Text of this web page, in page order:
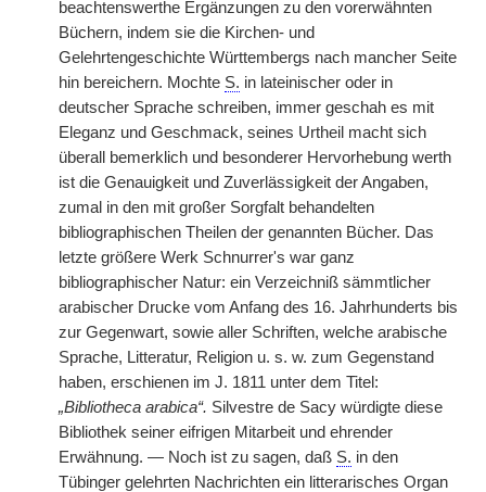
beachtenswerthe Ergänzungen zu den vorerwähnten
Büchern, indem sie die Kirchen- und
Gelehrtengeschichte Württembergs nach mancher Seite
hin bereichern. Mochte S. in lateinischer oder in
deutscher Sprache schreiben, immer geschah es mit
Eleganz und Geschmack, seines Urtheil macht sich
überall bemerklich und besonderer Hervorhebung werth
ist die Genauigkeit und Zuverlässigkeit der Angaben,
zumal in den mit großer Sorgfalt behandelten
bibliographischen Theilen der genannten Bücher. Das
letzte größere Werk Schnurrer's war ganz
bibliographischer Natur: ein Verzeichniß sämmtlicher
arabischer Drucke vom Anfang des 16. Jahrhunderts bis
zur Gegenwart, sowie aller Schriften, welche arabische
Sprache, Litteratur, Religion u. s. w. zum Gegenstand
haben, erschienen im J. 1811 unter dem Titel:
„Bibliotheca arabica“. Silvestre de Sacy würdigte diese
Bibliothek seiner eifrigen Mitarbeit und ehrender
Erwähnung. — Noch ist zu sagen, daß S. in den
Tübinger gelehrten Nachrichten ein litterarisches Organ